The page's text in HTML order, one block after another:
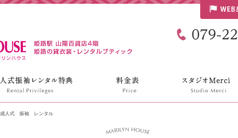
成人式 振袖 レンタル